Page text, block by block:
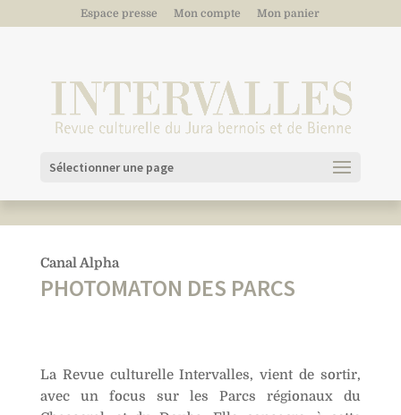
Espace presse Mon compte Mon panier
Sélectionner une page
Canal Alpha
PHOTOMATON DES PARCS
La Revue culturelle Intervalles, vient de sortir,
avec un focus sur les Parcs régionaux du